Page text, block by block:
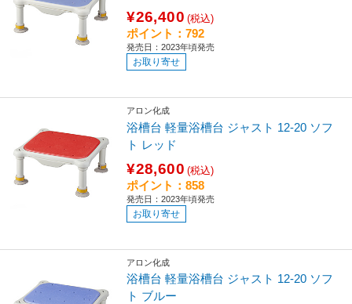
¥26,400 (税込)
ポイント：792
発売日：2023年頃発売
お取り寄せ
アロン化成
浴槽台 軽量浴槽台 ジャスト 12-20 ソフ
ト レッド
¥28,600 (税込)
ポイント：858
発売日：2023年頃発売
お取り寄せ
アロン化成
浴槽台 軽量浴槽台 ジャスト 12-20 ソフ
ト ブルー